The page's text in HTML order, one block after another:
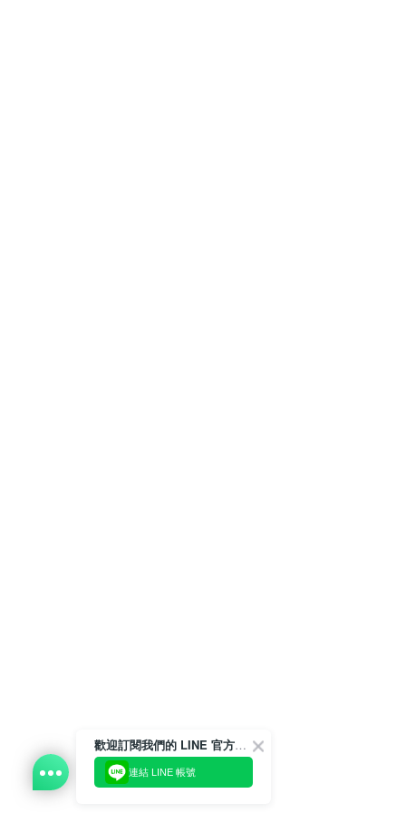
歡迎訂閱我們的 LINE 官方帳號
連結 LINE 帳號